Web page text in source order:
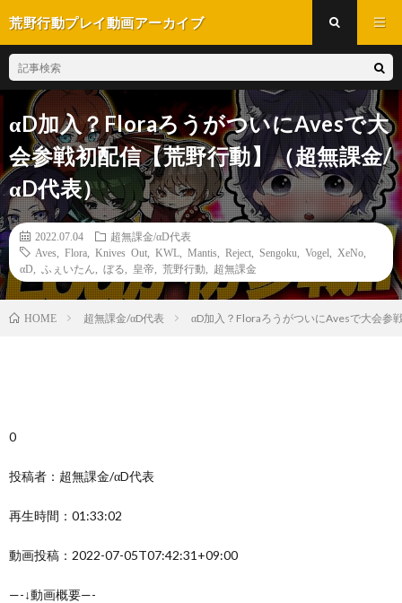
荒野行動プレイ動画アーカイブ
αD加入？FloraろうがついにAvesで大
会参戦初配信【荒野行動】（超無課金/
αD代表）
2022.07.04
超無課金/αD代表
Aves
Flora Knives Out KWL Mantis Reject Sengoku Vogel XeNo
αD
ふぇいたん ぼる 皇帝 荒野行動 超無課金
HOME 超無課金/αD代表 αD加入？FloraろうがついにAvesで大会参
0
投稿者：超無課金/αD代表
再生時間：01:33:02
動画投稿：2022-07-05T07:42:31+09:00
—-↓動画概要—-